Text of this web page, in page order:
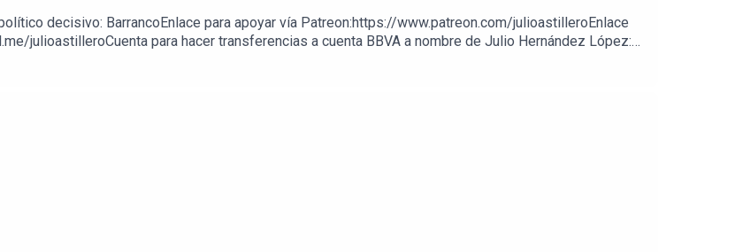
decisivo: BarrancoEnlace para apoyar vía Patreon:https://www.patreon.com/julioastilleroEnlace
julioastilleroCuenta para hacer transferencias a cuenta BBVA a nombre de Julio Hernández López:
julioastillerotienda.com/